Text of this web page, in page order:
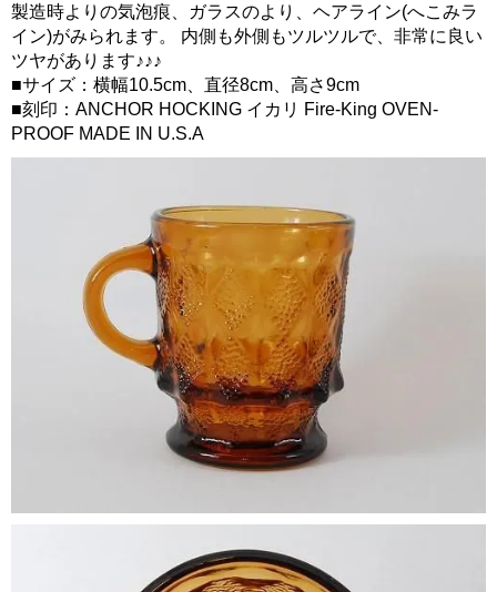
製造時よりの気泡痕、ガラスのより、ヘアライン(へこみラ
イン)がみられます。 内側も外側もツルツルで、非常に良い
ツヤがあります♪♪♪
■サイズ：横幅10.5cm、直径8cm、高さ9cm
■刻印：ANCHOR HOCKING イカリ Fire-King OVEN-
PROOF MADE IN U.S.A